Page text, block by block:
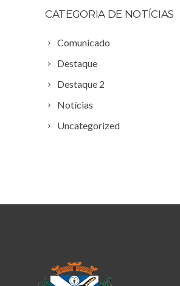
CATEGORIA DE NOTÍCIAS
Comunicado
Destaque
Destaque 2
Notícias
Uncategorized